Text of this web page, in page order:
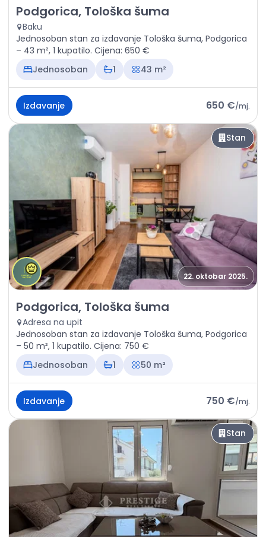
Izdavanje - Stan Podgorica, Tološka šuma
Podgorica, Tološka šuma
Baku
Jednosoban stan za izdavanje Tološka šuma, Podgorica
– 43 m², 1 kupatilo. Cijena: 650 €
Jednosoban
1 43 m²
Izdavanje 650 €/mj.
Stan
22. oktobar 2025.
Izdavanje - Stan Podgorica, Tološka šuma
Podgorica, Tološka šuma
Adresa na upit
Jednosoban stan za izdavanje Tološka šuma, Podgorica
– 50 m², 1 kupatilo. Cijena: 750 €
Jednosoban
1 50 m²
Izdavanje 750 €/mj.
Stan